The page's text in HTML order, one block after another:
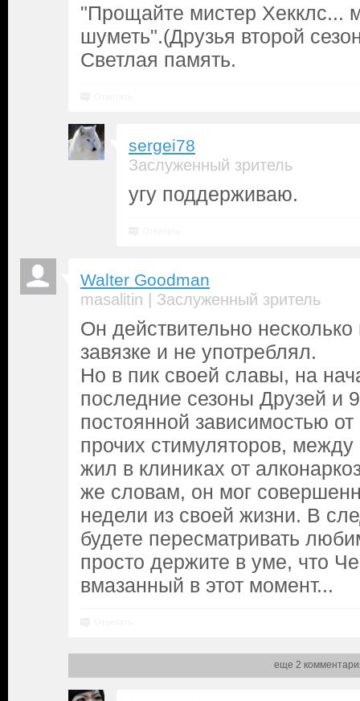
"Прощайте мистер Хекклс...
шуметь".(Друзья второй
Светлая память.
sergei78
Заслуженный зритель
угу поддерживаю.
Walter Goodman
masalitin | Заслуженный зритель
Он действительно
завязке и не употреблял.
Но в пик своей славы, на
последние сезоны Друзей и
постоянной зависимостью
прочих стимуляторов,
жил в клиниках от
же словам, он мог
недели из своей жизни. В
будете пересматривать
просто держите в уме, что
вмазанный в этот момент...
еще 2